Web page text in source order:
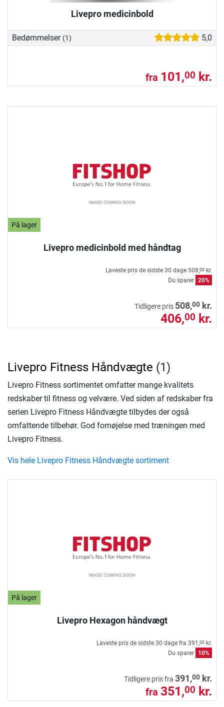
Livepro medicinbold
Bedømmelser (1) 5,0
fra 101,00 kr.
På lager
Livepro medicinbold med håndtag
Laveste pris de sidste 30 dage 508,00 kr.
Du sparer 20%
Tidligere pris 508,00 kr.
406,00 kr.
På lager
Livepro Hexagon håndvægt
Laveste pris de sidste 30 dage fra 391,00 kr.
Du sparer
10%
Tidligere pris fra 391,00 kr.
fra 351,00 kr.
Livepro Fitness Håndvægte (1)
Livepro Fitness sortimentet omfatter mange kvalitets
redskaber til fitness og velvære. Ved siden af redskaber fra
serien Livepro Fitness Håndvægte tilbydes der også
omfattende tilbehør. God fornøjelse med træningen med
Livepro Fitness.
Vis hele Livepro Fitness Håndvægte sortiment